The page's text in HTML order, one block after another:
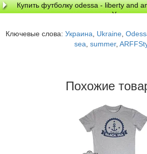
Купить футболку odessa - liberty and
по Украине
Ключевые слова: Украина Ukraine
sea summer,
Похожие